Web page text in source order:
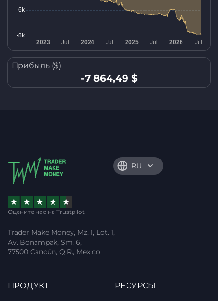
Прибыль ($)
-7 864,49 $
RU
Оцените нас на Trustpilot
Trader Make Money, Mz. 1, Lot. 1,
Av. Bonampak, Sm. 6,
77500 Cancún, Q.R., Mexico
ПРОДУКТ РЕСУРСЫ